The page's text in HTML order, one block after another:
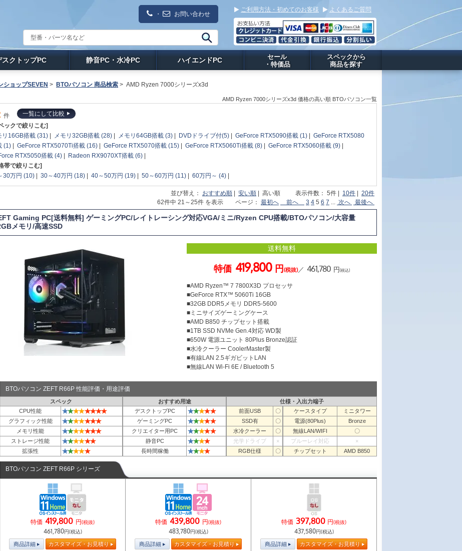
・ お問い合わせ
ご利用方法・初めてのお客様 よくあるご質問
スクトップPC 静音PC・水冷PC ハイエンドPC
セール
・特価品
スペックから
商品を探す
ショップSEVEN > BTOパソコン 商品検索 > AMD Ryzen 7000シリーズx3d
AMD Ryzen 7000シリーズx3d 価格の高い順 BTOパソコン一覧
件
一覧にして比較
ックで絞りこむ]
リ16GB搭載 (31) | メモリ32GB搭載 (28) | メモリ64GB搭載 (3) | DVDドライブ付(5) | GeForce RTX5090搭載 (1) | GeForce RTX5080
(1) | GeForce RTX5070Ti搭載 (16) | GeForce RTX5070搭載 (15) | GeForce RTX5060Ti搭載 (8) | GeForce RTX5060搭載 (9) |
RTX5050搭載 (4) | Radeon RX9070XT搭載 (6) |
帯で絞りこむ]
30万円 (10) | 30～40万円 (18) | 40～50万円 (19) | 50～60万円 (11) | 60万円～ (4) |
並び替え： おすすめ順 | 安い順 | 高い順 表示件数： 5件 | 10件 | 20件
62件中 21～25件 を表示 ページ： 最初へ 前へ 3 4 5 6 7 次へ 最後へ
Gaming PC[送料無料] ゲーミングPC/レイトレーシング対応VGA/ミニ/Ryzen CPU搭載/BTOパソコン/大容量
メモリ/高速SSD
送料無料
特価 419,800 円(税抜)／ 461,780 円(税込)
■AMD Ryzen™ 7 7800X3D プロセッサ
■GeForce RTX™ 5060Ti 16GB
■32GB DDR5メモリ DDR5-5600
■ミニサイズゲーミングケース
■AMD B850 チップセット搭載
■1TB SSD NVMe Gen.4対応 WD製
■650W 電源ユニット 80Plus Bronze認証
■水冷クーラー CoolerMaster製
■有線LAN 2.5ギガビットLAN
■無線LAN Wi-Fi 6E / Bluetooth 5
BTOパソコン ZEFT R66P 性能評価・用途評価
スペック おすすめ用途
仕様・入出力端子
CPU性能
★★★★★★★★ デスクトップPC ★★★★★ 前面USB 〇 ケースタイプ
ミニタワー
グラフィック性能
★★★★★★★ ゲーミングPC ★★★★★ SSD有 〇 電源(80Plus)
Bronze
メモリ性能
★★★★★★★ クリエイター用PC ★★★★★ 水冷クーラー 〇 無線LAN/WIFI
〇
ストレージ性能
★★★★★★ 静音PC ★★★★ 光学ドライブ × ブルーレイ対応
×
拡張性
★★★★★ 長時間稼働 ★★★★ RGB仕様 〇 チップセット AMD B850
BTOパソコン ZEFT R66P シリーズ
特価 419,800 円(税抜)
461,780円(税込)
商品詳細 カスタマイズ・お見積り
特価 439,800 円(税抜)
483,780円(税込)
商品詳細 カスタマイズ・お見積り
特価 397,800 円(税抜)
437,580円(税込)
商品詳細 カスタマイズ・お見積り